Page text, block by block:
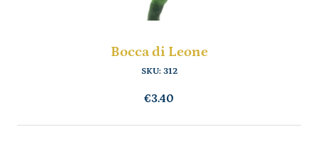
Bocca di Leone
SKU: 312
€3.40